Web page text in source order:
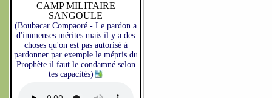
CAMP MILITAIRE
SANGOULE
(Boubacar Compaoré - Le pardon a
d'immenses mérites mais il y a des
choses qu'on est pas autorisé à
pardonner par exemple le mépris du
Prophète il faut le condamné selon
tes capacités)